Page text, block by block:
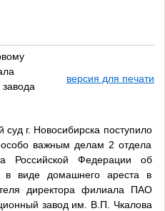
версия для печати
г. Новосибирска поступило
особо важным делам 2 отдела
Российской Федерации об
в виде домашнего ареста в
директора филиала ПАО
завод им. В.П. Чкалова